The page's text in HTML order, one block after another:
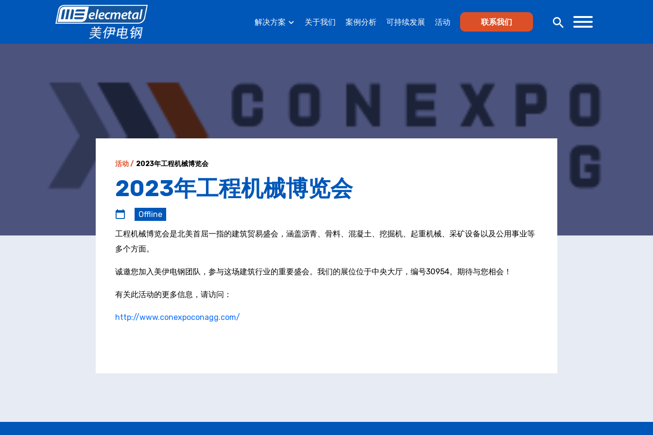
解决方案 关于我们 案例分析 可持续发展 活动 联系我们
活动 / 2023年工程机械博览会
2023年工程机械博览会
Offline
工程机械博览会是北美首屈一指的建筑贸易盛会，涵盖沥青、骨料、混凝土、挖掘机、起重机械、采矿设备以及公用事业等
多个方面。
诚邀您加入美伊电钢团队，参与这场建筑行业的重要盛会。我们的展位位于中央大厅，编号30954。期待与您相会！
有关此活动的更多信息，请访问：
http://www.conexpoconagg.com/